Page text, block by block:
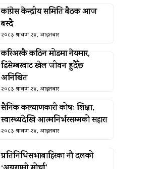
कांग्रेस केन्द्रीय समिति बैठक आज
बस्दै
२०८३ श्रावण २४, आइतबार
करिअरकै कठिन मोडमा नेयमार,
डिसेम्बरवाट खेल जीवन हुदैँछ
अनिश्चित
२०८३ श्रावण २४, आइतबार
सैनिक कल्याणकारी कोषः शिक्षा,
स्वास्थ्यदेखि आत्मनिर्भरसम्मको सहारा
२०८३ श्रावण २४, आइतबार
प्रतिनिधिसभाबाहिरका नौ दलको